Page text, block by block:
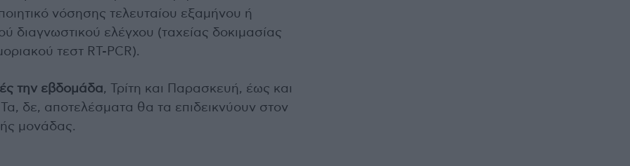
νόσησης τελευταίου εξαμήνου ή
διαγνωστικού ελέγχου (ταχείας δοκιμασίας
τεστ RT-PCR).
την εβδομάδα, Τρίτη και Παρασκευή, έως και
δε, αποτελέσματα θα τα επιδεικνύουν στον
μονάδας.